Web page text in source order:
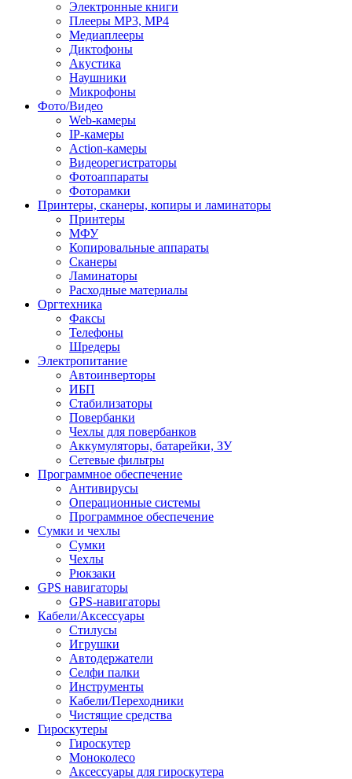
Электронные книги
Плееры MP3, MP4
Медиаплееры
Диктофоны
Акустика
Наушники
Микрофоны
Фото/Видео
Web-камеры
IP-камеры
Action-камеры
Видеорегистраторы
Фотоаппараты
Фоторамки
Принтеры, сканеры, копиры и ламинаторы
Принтеры
МФУ
Копировальные аппараты
Сканеры
Ламинаторы
Расходные материалы
Оргтехника
Факсы
Телефоны
Шредеры
Электропитание
Автоинверторы
ИБП
Стабилизаторы
Повербанки
Чехлы для повербанков
Аккумуляторы, батарейки, ЗУ
Сетевые фильтры
Программное обеспечение
Антивирусы
Операционные системы
Программное обеспечение
Сумки и чехлы
Сумки
Чехлы
Рюкзаки
GPS навигаторы
GPS-навигаторы
Кабели/Аксессуары
Стилусы
Игрушки
Автодержатели
Селфи палки
Инструменты
Кабели/Переходники
Чистящие средства
Гироскутеры
Гироскутер
Моноколесо
Аксессуары для гироскутера